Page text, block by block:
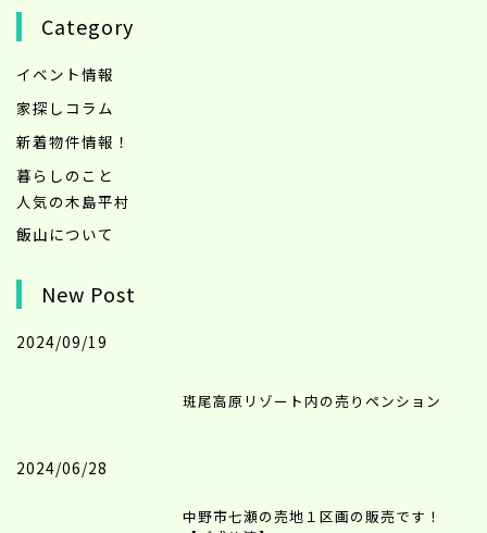
Category
イベント情報
家探しコラム
新着物件情報！
暮らしのこと
人気の木島平村
飯山について
New Post
2024/09/19
斑尾高原リゾート内の売りペンション
2024/06/28
中野市七瀬の売地１区画の販売です！